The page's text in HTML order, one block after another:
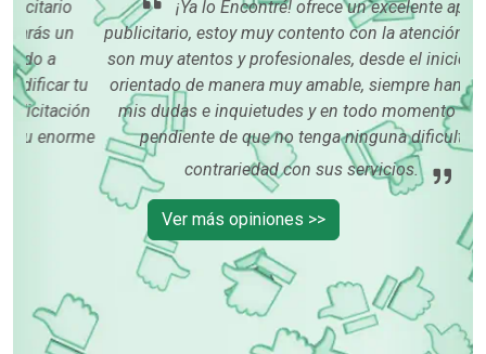
¡Ya lo Encontré! ofrece un excelente apoyo
publicitario, estoy muy contento con la atención recibida,
son muy atentos y profesionales, desde el inicio me han
orientado de manera muy amable, siempre han resuelto
mis dudas e inquietudes y en todo momento están al
pendiente de que no tenga ninguna dificultad o
contrariedad con sus servicios.
Ver más opiniones >>
OTROS NEGOCIOS